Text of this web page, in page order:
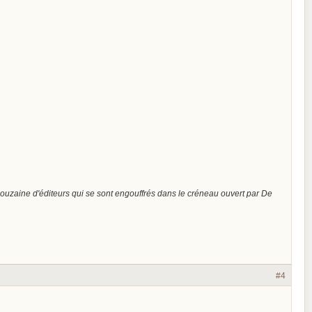
d'éditeurs qui se sont engouffrés dans le créneau ouvert par De
#4